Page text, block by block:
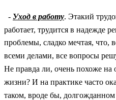
- Уход в работу. Этакий
работает, трудится в надежде
проблемы, сладко мечтая, что,
всеми делами, все вопросы
Не правда ли, очень похоже на
жизни? И на практике часто
таком, вроде бы,